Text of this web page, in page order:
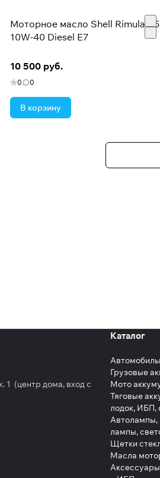
Моторное масло Shell Rimula R5
10W-40 Diesel E7
10 500 руб.
0 0
В корзину
1 (центр дома, вход с
Каталог
Грузовые
Мото
Тяговые
лодок, ИБП,
Автолампы,
лампы,
Щетки
Масла